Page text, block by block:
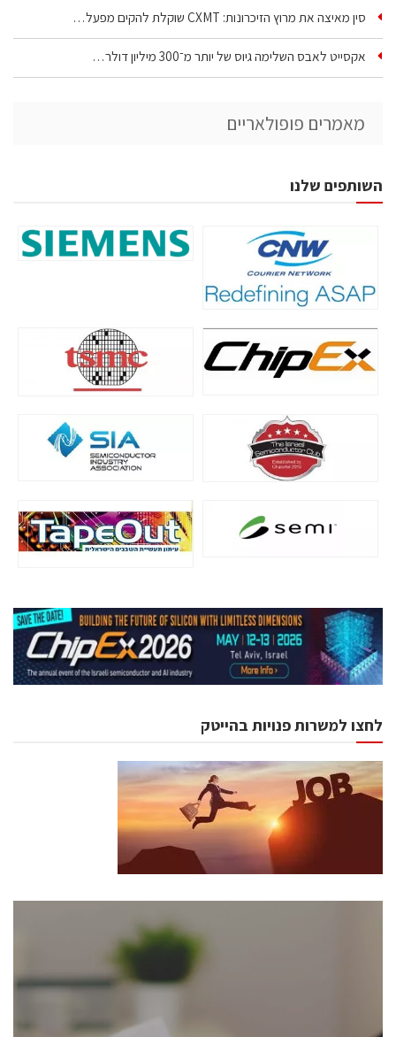
סין מאיצה את מרוץ הזיכרונות: CXMT שוקלת להקים מפעל…
אקסייט לאבס השלימה גיוס של יותר מ־300 מיליון דולר…
מאמרים פופולאריים
השותפים שלנו
לחצו למשרות פנויות בהייטק
כנסים ואירועים